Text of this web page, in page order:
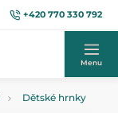
+420 770 330 792
Menu
Dětské hrnky